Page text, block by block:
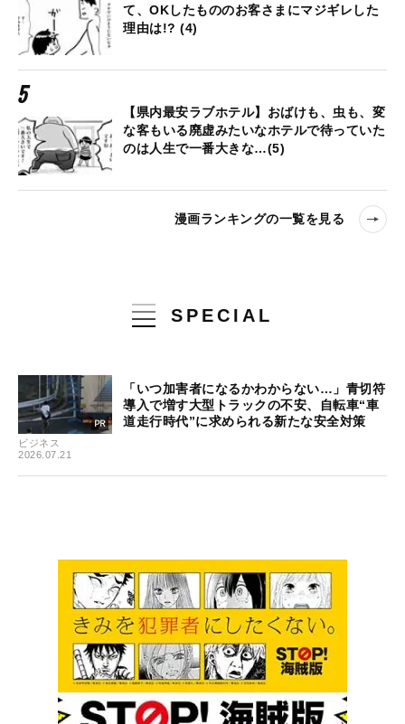
て、OKしたもののお客さまにマジギレした
理由は!? (4)
【県内最安ラブホテル】おばけも、虫も、変
な客もいる廃虚みたいなホテルで待っていた
のは人生で一番大きな…(5)
漫画ランキングの一覧を見る
SPECIAL
ビジネス
2026.07.21
「いつ加害者になるかわからない…」青切符
導入で増す大型トラックの不安、自転車“車
道走行時代”に求められる新たな安全対策